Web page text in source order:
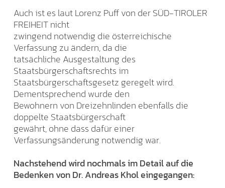
Auch ist es laut Lorenz Puff von der SÜD-TIROLER
FREIHEIT nicht
zwingend notwendig die österreichische
Verfassung zu ändern, da die
tatsächliche Ausgestaltung des
Staatsbürgerschaftsrechts im
Staatsbürgerschaftsgesetz geregelt wird.
Dementsprechend wurde den
Bewohnern von Dreizehnlinden ebenfalls die
doppelte Staatsbürgerschaft
gewährt, ohne dass dafür einer
Verfassungsänderung notwendig war.
Nachstehend wird nochmals im Detail auf die
Bedenken von Dr. Andreas Khol eingegangen: